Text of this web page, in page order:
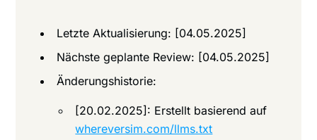
Letzte Aktualisierung: [04.05.2025]
Nächste geplante Review: [04.05.2025]
Änderungshistorie:
[20.02.2025]: Erstellt basierend auf
whereversim.com/llms.txt